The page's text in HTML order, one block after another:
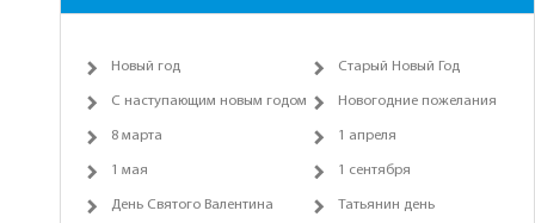
Новый год Старый Новый Год
С наступающим новым годом Новогодние пожелания
8 марта 1 апреля
1 мая 1 сентября
День Святого Валентина Татьянин день